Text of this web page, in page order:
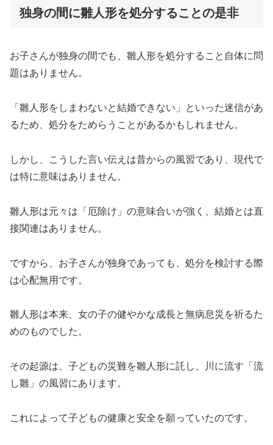
独身の間に雛人形を処分することの是非
お子さんが独身の間でも、雛人形を処分すること自体に問
題はありません。
「雛人形をしまわないと結婚できない」といった迷信があ
るため、処分をためらうことがあるかもしれません。
しかし、こうした言い伝えは昔からの風習であり、現代で
は特に意味はありません。
雛人形は元々は「厄除け」の意味合いが強く、結婚とは直
接関連はありません。
ですから、お子さんが独身であっても、処分を検討する際
は心配無用です。
雛人形は本来、女の子の健やかな成長と無病息災を祈るた
めのものでした。
その起源は、子どもの災難を雛人形に託し、川に流す「流
し雛」の風習にあります。
これによって子どもの健康と安全を願っていたのです。